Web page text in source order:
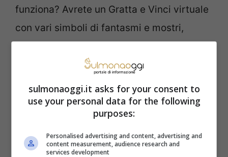
funziona? Avrete un Gratta e Vinci virtuale
con vari simboli di fantasmi e mostri,
fare i Ghostbusters.
Esiste un Gratta e Vinci
che costa solo 10
centesimi. Guarda che
sulmonaoggi.it asks for your consent to
use your personal data for the following
purposes:
Personalised advertising and content, advertising and
content measurement, audience research and
services development